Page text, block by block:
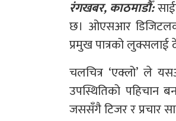
रंगखबर, काठमाडौँ:
छ। ओएसआर
प्रमुख पात्रको
चलचित्र ‘एक्लो’ ले
उपस्थितिको
जससँगै टिजर र प्रचार